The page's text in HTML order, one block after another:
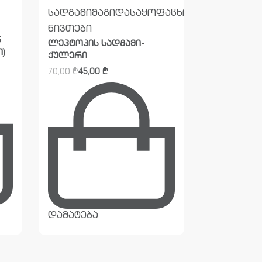
სადგამიმაგიდასაყოფაცხოვრებო
ნივთები
ლეპტოპის სადგამი-
ქულერი
70,00₾45,00₾
დამატება